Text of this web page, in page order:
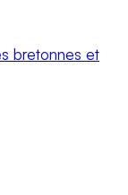
bretonnes et